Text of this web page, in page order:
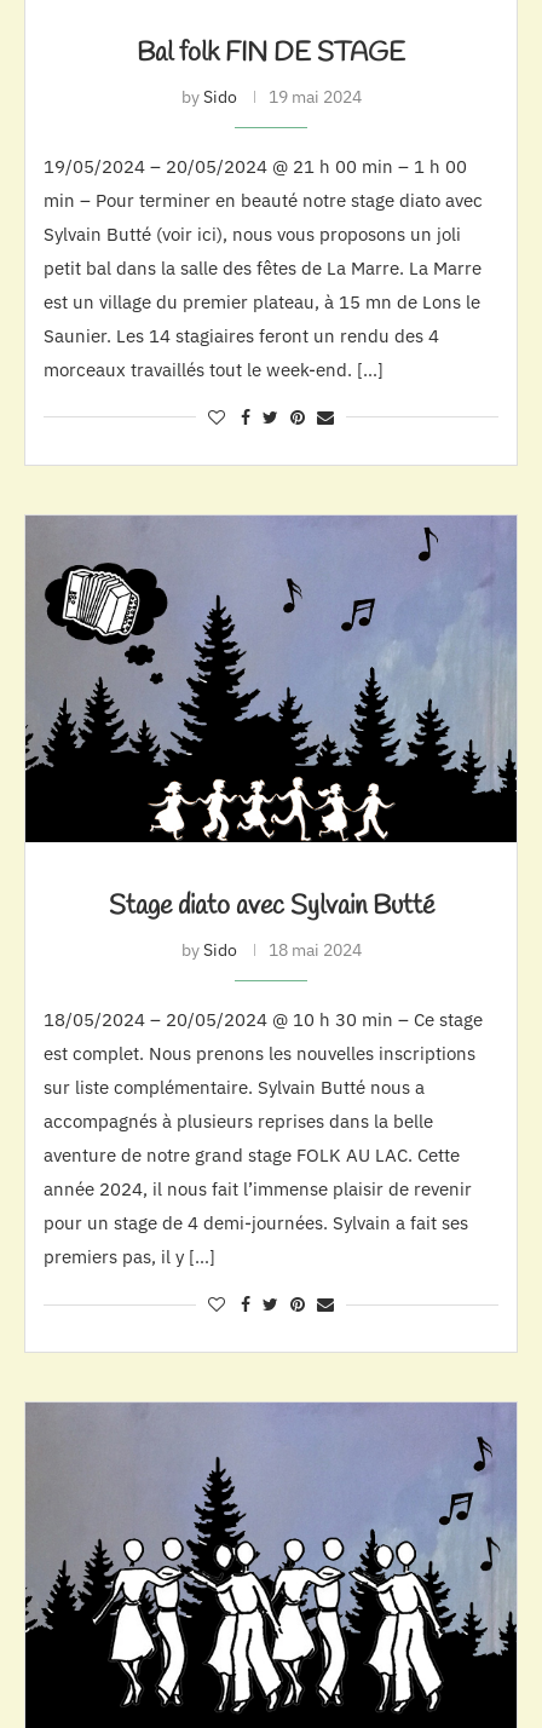
Bal folk FIN DE STAGE
bySido 19 mai 2024
19/05/2024 – 20/05/2024 @ 21 h 00 min – 1 h 00
min – Pour terminer en beauté notre stage diato avec
Sylvain Butté (voir ici), nous vous proposons un joli
petit bal dans la salle des fêtes de La Marre. La Marre
est un village du premier plateau, à 15 mn de Lons le
Saunier. Les 14 stagiaires feront un rendu des 4
morceaux travaillés tout le week-end. […]
Stage diato avec Sylvain Butté
bySido 18 mai 2024
18/05/2024 – 20/05/2024 @ 10 h 30 min – Ce stage
est complet. Nous prenons les nouvelles inscriptions
sur liste complémentaire. Sylvain Butté nous a
accompagnés à plusieurs reprises dans la belle
aventure de notre grand stage FOLK AU LAC. Cette
année 2024, il nous fait l’immense plaisir de revenir
pour un stage de 4 demi-journées. Sylvain a fait ses
premiers pas, il y […]